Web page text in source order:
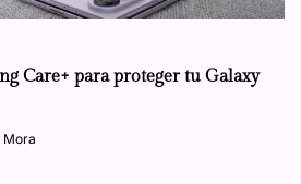
Care+ para proteger tu Galaxy
Mora